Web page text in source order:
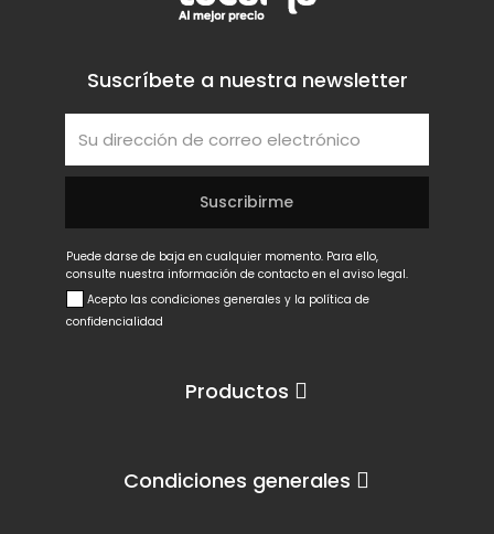
Productos
Condiciones generales
Suscríbete a nuestra newsletter
Puede darse de baja en cualquier momento. Para ello,
consulte nuestra información de contacto en el aviso legal.
Acepto las condiciones generales y la política de
confidencialidad